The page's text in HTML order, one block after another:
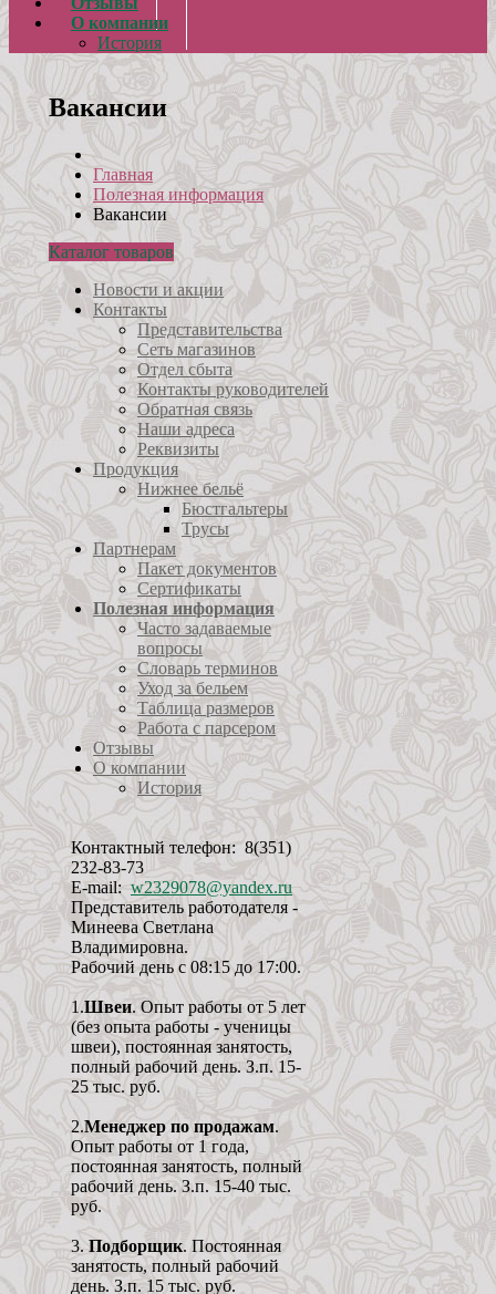
О компании
История
Вакансии
Главная
Полезная информация
Вакансии
Каталог товаров
Новости и акции
Контакты
Представительства
Сеть магазинов
Отдел сбыта
Контакты руководителей
Обратная связь
Наши адреса
Реквизиты
Продукция
Нижнее бельё
Бюстгальтеры
Трусы
Партнерам
Пакет документов
Сертификаты
Полезная информация
Часто задаваемые
вопросы
Словарь терминов
Уход за бельем
Таблица размеров
Работа с парсером
Отзывы
О компании
История
Контактный телефон: 8(351)
232-83-73
E-mail: w2329078@yandex.ru
Представитель работодателя -
Минеева Светлана
Владимировна.
Рабочий день с 08:15 до 17:00.
1.Швеи. Опыт работы от 5 лет
(без опыта работы - ученицы
швеи), постоянная занятость,
полный рабочий день. З.п. 15-
25 тыс. руб.
2.Менеджер по продажам.
Опыт работы от 1 года,
постоянная занятость, полный
рабочий день. З.п. 15-40 тыс.
руб.
3.Подборщик. Постоянная
занятость, полный рабочий
день. З.п. 15 тыс. руб.